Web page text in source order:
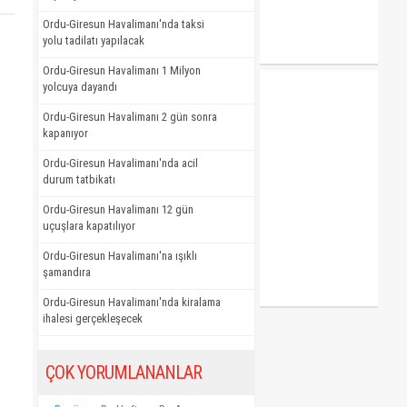
Ordu-Giresun Havalimanı'nda taksi
yolu tadilatı yapılacak
Ordu-Giresun Havalimanı 1 Milyon
yolcuya dayandı
Ordu-Giresun Havalimanı 2 gün sonra
kapanıyor
Ordu-Giresun Havalimanı'nda acil
durum tatbikatı
Ordu-Giresun Havalimanı 12 gün
uçuşlara kapatılıyor
Ordu-Giresun Havalimanı'na ışıklı
şamandıra
Ordu-Giresun Havalimanı'nda kiralama
ihalesi gerçekleşecek
ÇOK YORUMLANANLAR